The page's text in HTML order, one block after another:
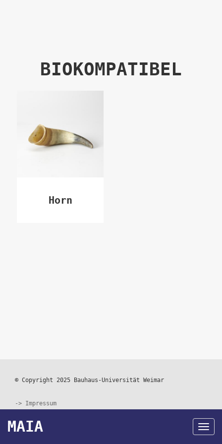
MAIA
BIOKOMPATIBEL
Horn
© Copyright 2025 Bauhaus-Universität Weimar
Footer
menu
Impressum
Datenschutz